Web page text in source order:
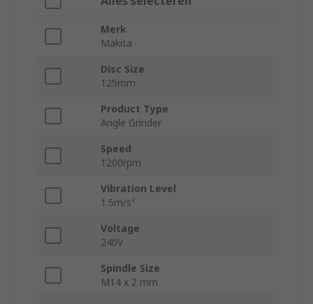
Merk
Makita
Disc Size
125mm
Product Type
Angle Grinder
Speed
1200rpm
Vibration Level
1.5m/s²
Voltage
240V
Spindle Size
M14 x 2 mm